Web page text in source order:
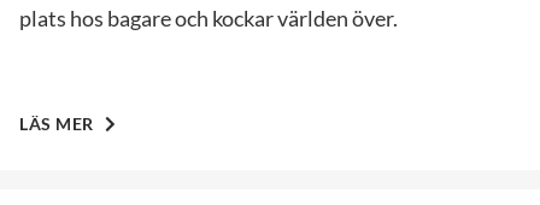
plats hos bagare och kockar världen över.
LÄS MER